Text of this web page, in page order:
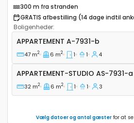
300 m fra stranden
GRATIS afbestilling (14 dage indtil
Boligenheder:
Etværelses lejlighed Ika, Opatija
APPARTEMENT A-7931-b
47 m2 6 m2 1 1 4
Appartement-studio AS-7931-a
APPARTEMENT-STUDIO AS-7931-a
32 m2 6 m2 1 1 3
Vælg datoer og antal gæster for at